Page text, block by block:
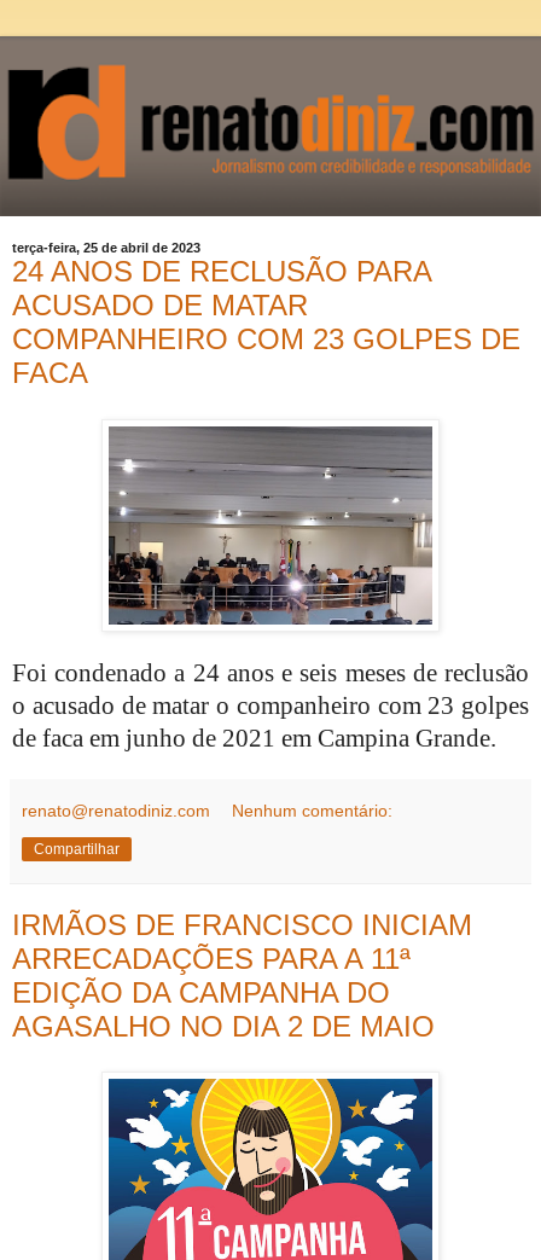
terça-feira, 25 de abril de 2023
24 ANOS DE RECLUSÃO PARA
ACUSADO DE MATAR
COMPANHEIRO COM 23 GOLPES DE
FACA
Foi condenado a 24 anos e seis meses de reclusão
o acusado de matar o companheiro com 23 golpes
de faca em junho de 2021 em Campina Grande.
renato@renatodiniz.com Nenhum comentário:
Compartilhar
IRMÃOS DE FRANCISCO INICIAM
ARRECADAÇÕES PARA A 11ª
EDIÇÃO DA CAMPANHA DO
AGASALHO NO DIA 2 DE MAIO